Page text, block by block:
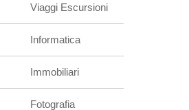
Viaggi Escursioni
Informatica
Immobiliari
Fotografia